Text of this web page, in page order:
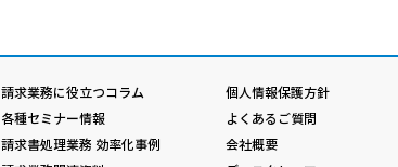
請求業務に役立つコラム
各種セミナー情報
請求書処理業務 効率化事例
個人情報保護方針
よくあるご質問
会社概要